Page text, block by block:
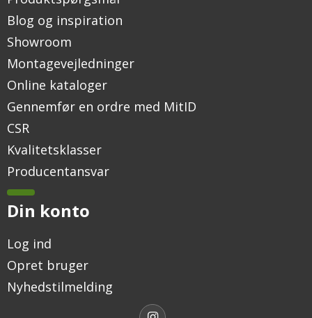
Blog og inspiration
Showroom
Montagevejledninger
Online kataloger
Gennemfør en ordre med MitID
CSR
Kvalitetsklasser
Producentansvar
Din konto
Log ind
Opret bruger
Nyhedstilmelding